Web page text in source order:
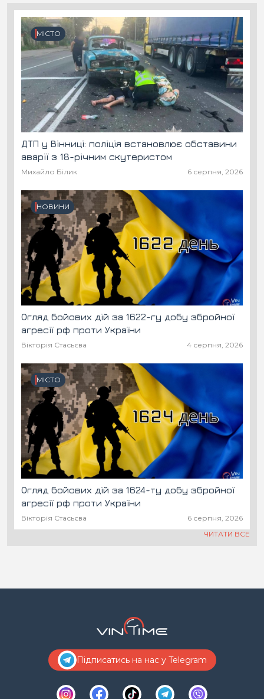
МІСТО
ДТП у Вінниці: поліція встановлює обставини
аварії з 18-річним скутеристом
Михайло Білик 6 серпня, 2026
НОВИНИ
Огляд бойових дій за 1622-гу добу збройної
агресії рф проти України
Вікторія Стасьєва 4 серпня, 2026
МІСТО
Огляд бойових дій за 1624-ту добу збройної
агресії рф проти України
Вікторія Стасьєва
6 серпня, 2026
ЧИТАТИ ВСЕ
Підписатись на нас у Telegram